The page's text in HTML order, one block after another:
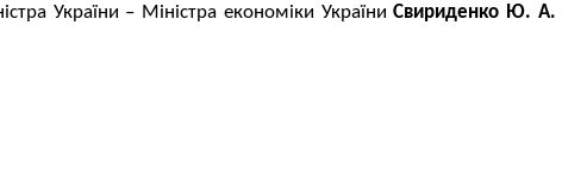
України – Міністра економіки УкраїниСвириденко Ю. А.